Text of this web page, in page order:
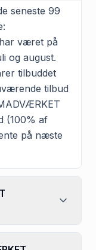
seneste 99
været på
og august.
tilbuddet
tilbud
(100% af
på næste